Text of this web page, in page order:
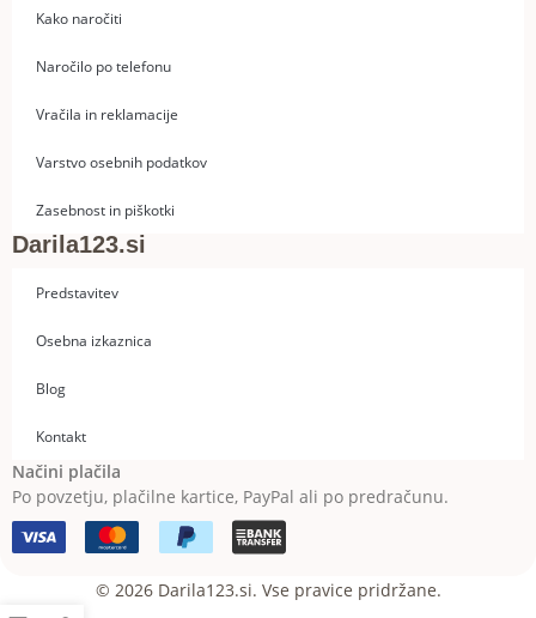
Kako naročiti
Naročilo po telefonu
Vračila in reklamacije
Varstvo osebnih podatkov
Zasebnost in piškotki
Darila123.si
Predstavitev
Osebna izkaznica
Blog
Kontakt
Načini plačila
Po povzetju, plačilne kartice, PayPal ali po predračunu.
© 2026 Darila123.si. Vse pravice pridržane.